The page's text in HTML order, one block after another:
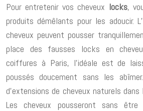
Pour entretenir vos cheveux locks,
produits démêlants pour les adoucir.
cheveux peuvent pousser
place des fausses locks en
coiffures à Paris, l’idéale est de
poussés doucement sans les
d’extensions de cheveux naturels
Les cheveux pousseront sans